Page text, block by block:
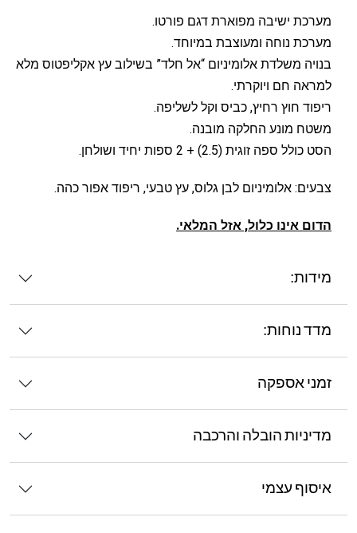
מערכת ישיבה מפוארת דגם פורטו.
מערכת נוחה ומעוצבת במיוחד.
בנויה משלדת אלומיניום “אל חלד” בשילוב עץ אקליפטוס מלא
למראה חם ויוקרתי.
ריפוד חוץ רחיץ, כביס וקל לשליפה.
משטח מונע החלקה מובנה.
הסט כולל ספה זוגית (2.5) + 2 ספות יחיד ושולחן.
צבעים: אלומיניום לבן גלוס, עץ טבעי, ריפוד אפור כהה.
הדום אינו כלול, אזל המלאי.
מידות:
מדד נוחות:
זמני אספקה
מדיניות הובלה והרכבה
איסוף עצמי